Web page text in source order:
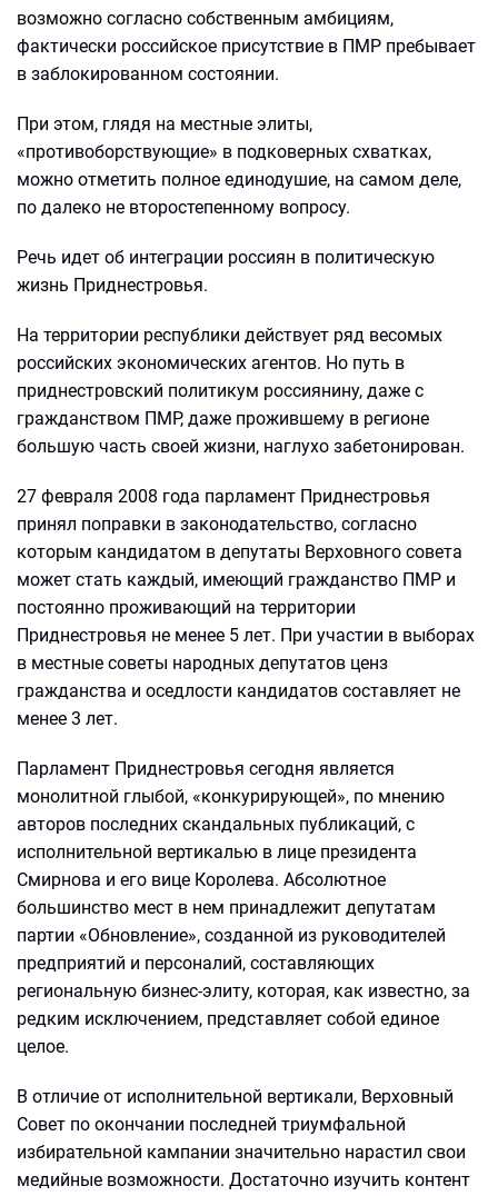
возможно согласно собственным амбициям,
фактически российское присутствие в ПМР пребывает
в заблокированном состоянии.
При этом, глядя на местные элиты,
«противоборствующие» в подковерных схватках,
можно отметить полное единодушие, на самом деле,
по далеко не второстепенному вопросу.
Речь идет об интеграции россиян в политическую
жизнь Приднестровья.
На территории республики действует ряд весомых
российских экономических агентов. Но путь в
приднестровский политикум россиянину, даже с
гражданством ПМР, даже прожившему в регионе
большую часть своей жизни, наглухо забетонирован.
27 февраля 2008 года парламент Приднестровья
принял поправки в законодательство, согласно
которым кандидатом в депутаты Верховного совета
может стать каждый, имеющий гражданство ПМР и
постоянно проживающий на территории
Приднестровья не менее 5 лет. При участии в выборах
в местные советы народных депутатов ценз
гражданства и оседлости кандидатов составляет не
менее 3 лет.
Парламент Приднестровья сегодня является
монолитной глыбой, «конкурирующей», по мнению
авторов последних скандальных публикаций, с
исполнительной вертикалью в лице президента
Смирнова и его вице Королева. Абсолютное
большинство мест в нем принадлежит депутатам
партии «Обновление», созданной из руководителей
предприятий и персоналий, составляющих
региональную бизнес-элиту, которая, как известно, за
редким исключением, представляет собой единое
целое.
В отличие от исполнительной вертикали, Верховный
Совет по окончании последней триумфальной
избирательной кампании значительно нарастил свои
медийные возможности. Достаточно изучить контент